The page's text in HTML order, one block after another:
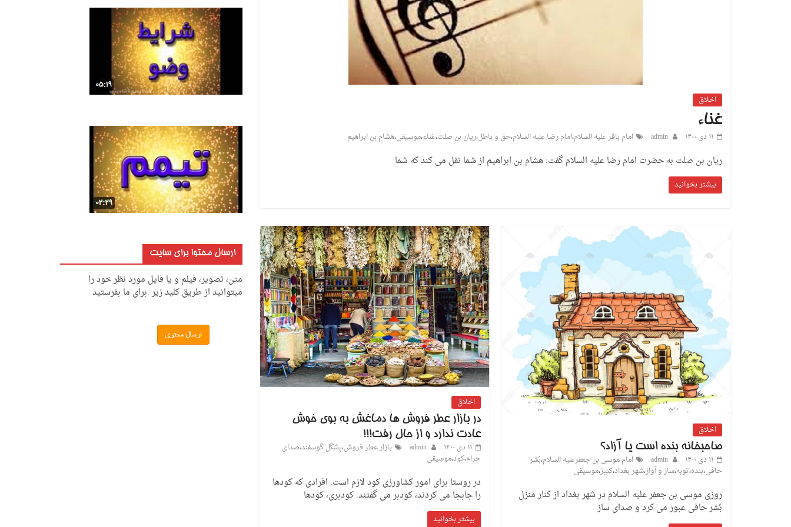
اخلاق
غناء
۱۱ دی ۱۴۰۰ admin امام باقر علیه السلام،امام رضا علیه السلام،حق و باطل،ریان بن صلت،غناء،موسیقی،هشام بن ابراهیم
ریان بن صلت به حضرت امام رضا علیه السلام گفت: هشام بن ابراهیم از شما نقل می کند که شما
بیشتر بخوانید
اخلاق
صاحبخانه بنده است یا آزاد؟
۱۱ دی ۱۴۰۰
admin امام موسی بن جعفرعلیه السلام،بُشر
حافی،بنده،توبه،ساز و آواز،شهر بغداد،کنیز،موسیقی
روزی موسی بن جعفر علیه السلام در شهر بغداد از کنار منزل
بُشر حافی عبور می کرد و صدای ساز
اخلاق
در بازار عطر فروش ها دماغش به بوی خوش
عادت ندارد و از حال رفت!!!
۱۱ دی ۱۴۰۰
admin بازار عطر فروش،پشگل گوسفند،صدای
حرام،کود،موسیقی
در روستا برای امور کشاورزی کود لازم است. افرادی که کودها
را جابجا می کردند، کودبر می گفتند. کودبری، کودها
بیشتر بخوانید
ارسال محتوا برای سایت
متن، تصویر، فیلم و یا فایل مورد نظر خود را
میتوانید از طریق کلید زیر .برای ما بفرستید